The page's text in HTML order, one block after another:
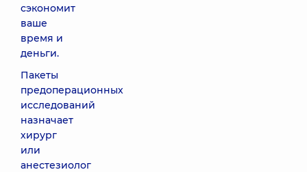
сэкономит
ваше
время и
деньги.
Пакеты
предоперационных
исследований
назначает
хирург
или
анестезиолог